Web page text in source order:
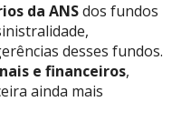
da ANSdos fundos
desses fundos.
e financeiros,
ainda mais